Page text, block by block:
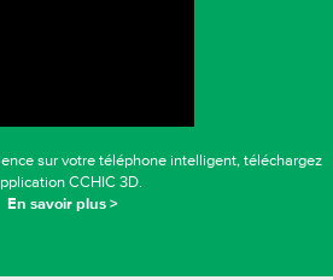
sur votre téléphone intelligent, téléchargez
CCHIC 3D.
En savoir plus >